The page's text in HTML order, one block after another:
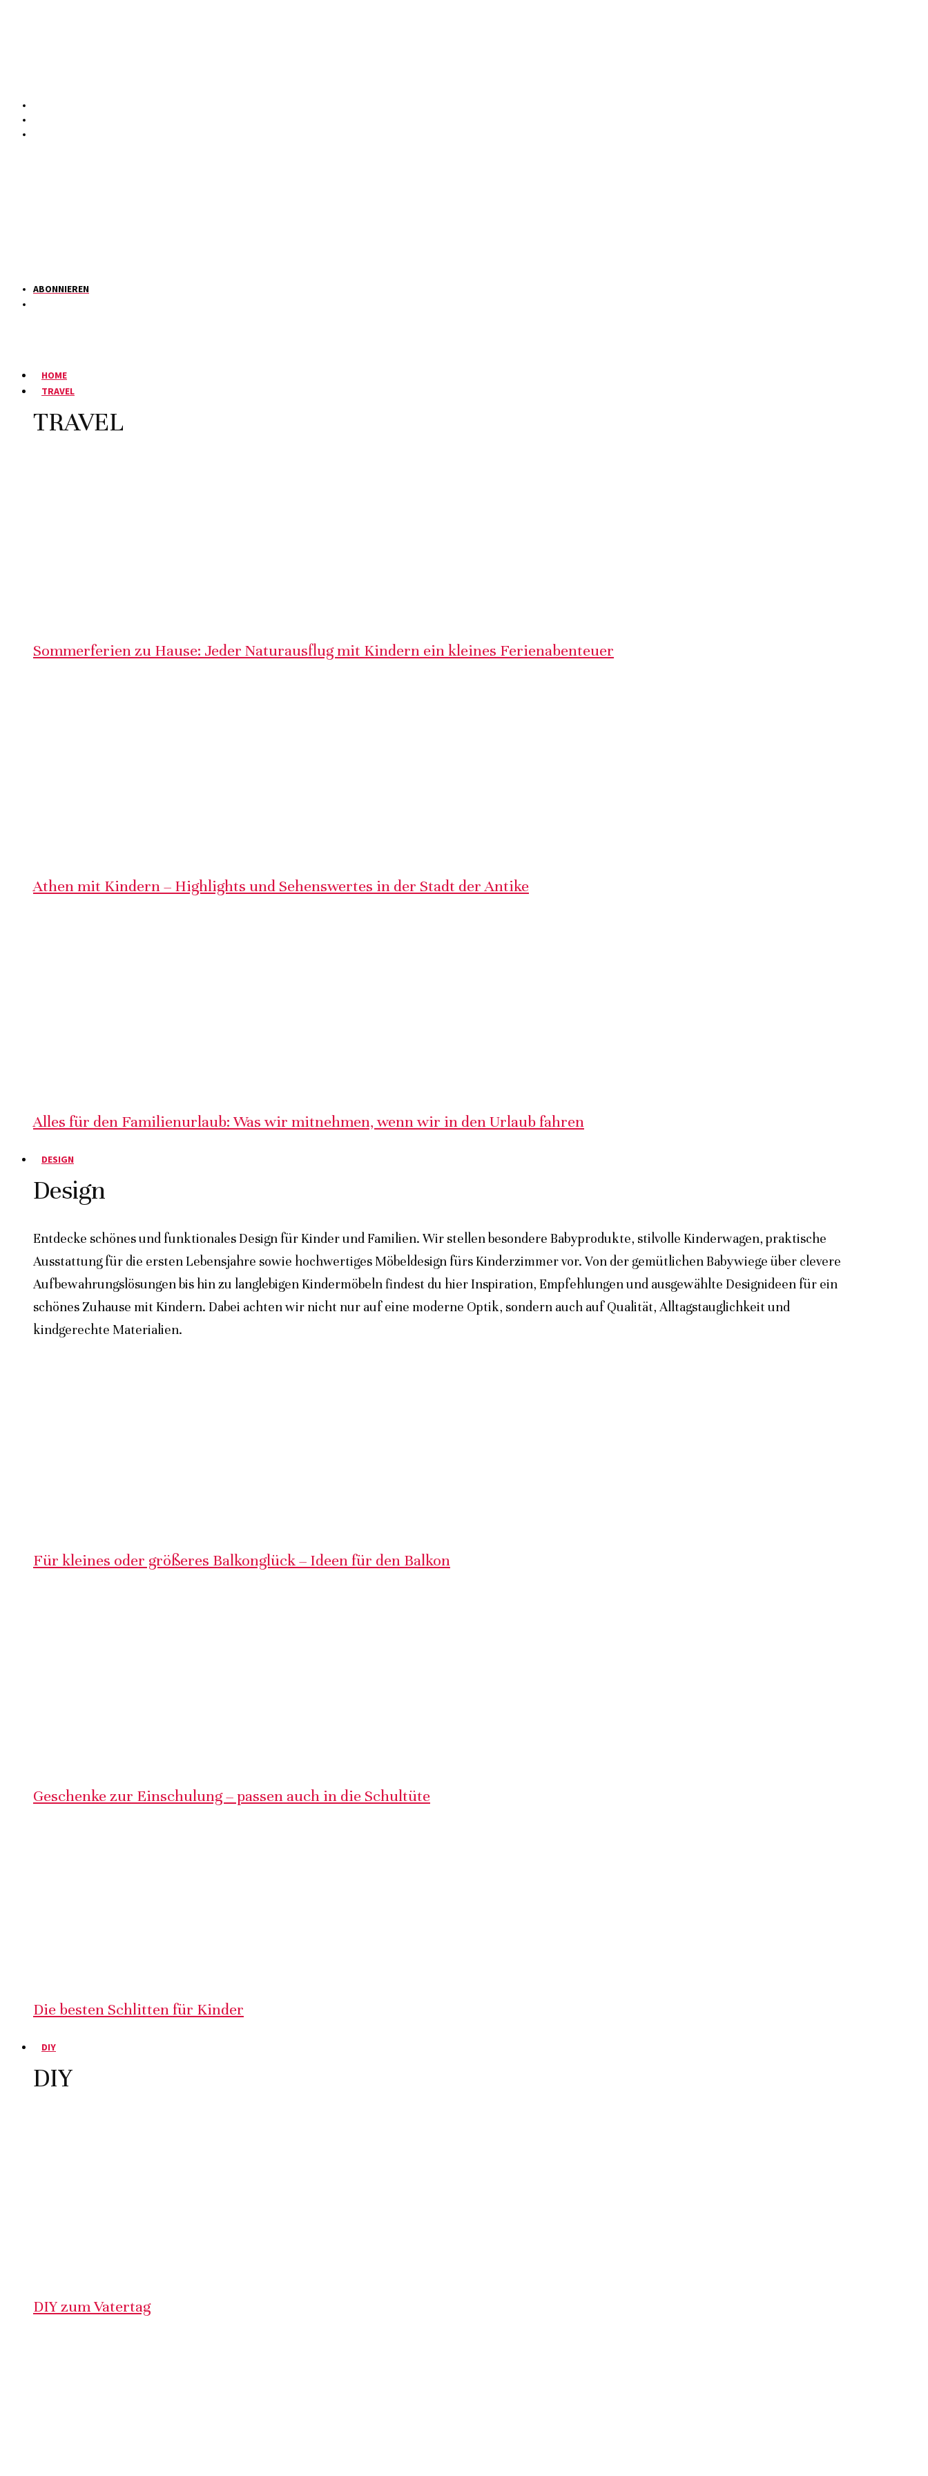
ABONNIEREN
HOME
TRAVEL
TRAVEL
Sommerferien zu Hause: Jeder Naturausflug mit Kindern ein kleines Ferienabenteuer
Athen mit Kindern – Highlights und Sehenswertes in der Stadt der Antike
Alles für den Familienurlaub: Was wir mitnehmen, wenn wir in den Urlaub fahren
DESIGN
Design
Entdecke schönes und funktionales Design für Kinder und Familien. Wir stellen besondere Babyprodukte, stilvolle Kinderwagen, praktische
Ausstattung für die ersten Lebensjahre sowie hochwertiges Möbeldesign fürs Kinderzimmer vor. Von der gemütlichen Babywiege über clevere
Aufbewahrungslösungen bis hin zu langlebigen Kindermöbeln findest du hier Inspiration, Empfehlungen und ausgewählte Designideen für ein
schönes Zuhause mit Kindern. Dabei achten wir nicht nur auf eine moderne Optik, sondern auch auf Qualität, Alltagstauglichkeit und
kindgerechte Materialien.
Für kleines oder größeres Balkonglück – Ideen für den Balkon
Geschenke zur Einschulung – passen auch in die Schultüte
Die besten Schlitten für Kinder
DIY
DIY
DIY zum Vatertag